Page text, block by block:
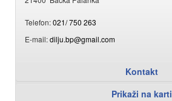
Telefon:021/ 750 263
E-mail:dilju.bp@gmail.com
Kontakt
Prikaži na karti